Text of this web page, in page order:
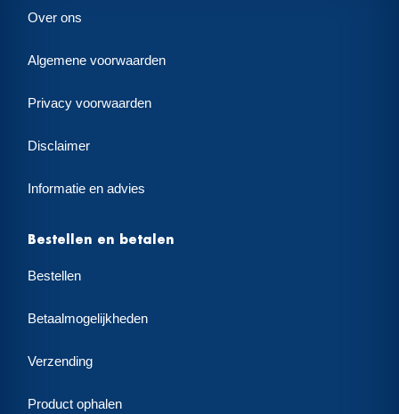
Over ons
Algemene voorwaarden
Privacy voorwaarden
Disclaimer
Informatie en advies
Bestellen en betalen
Bestellen
Betaalmogelijkheden
Verzending
Product ophalen